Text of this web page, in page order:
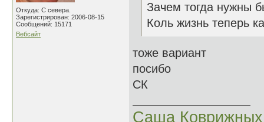
Откуда: С севера.
Зарегистрирован: 2006-08-15
Сообщений: 15171
Вебсайт
Зачем тогда нужны
Коль жизнь теперь
тоже вариант
посибо
СК
Саша Коврижных